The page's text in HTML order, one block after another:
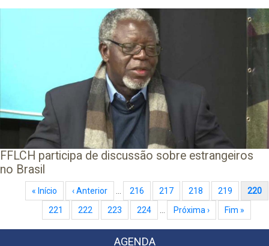
FFLCH participa de discussão sobre estrangeiros
no Brasil
Paginação
Primeira página
« Início Página anterior
‹ Anterior Page
216 Page
217 Page
218 Page
219 Página atual
220
Page
221 Page
222 Page
223 Page
224 Próxima página
Próxima › Última página
Fim »
AGENDA